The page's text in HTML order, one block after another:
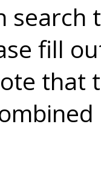
search
fill
that